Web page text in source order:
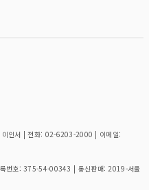
이인서 | 전화: 02-6203-2000 | 이메일:
번호:375-54-00343 | 통신판매:2019-서울